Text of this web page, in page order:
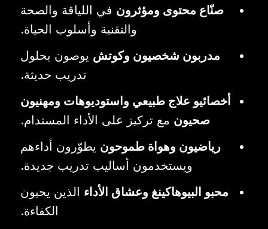
صنّاع محتوى ومؤثرون في اللياقة والصحة
والتقنية وأسلوب الحياة.
مدربون شخصيون وكوتش يوصون بحلول
تدريب حديثة.
أخصائيو علاج طبيعي واستوديوهات ومهنيون
صحيون مع تركيز على الأداء المستدام.
رياضيون وهواة طموحون يطوّرون أداءهم
ويستخدمون أساليب تدريب جديدة.
محبو البيوهاكينغ وعشاق الأداء الذين يحبون
الكفاءة.